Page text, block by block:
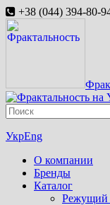
+38 (044) 394-80-
УкрEng
О компании
Бренды
Каталог
Режущий